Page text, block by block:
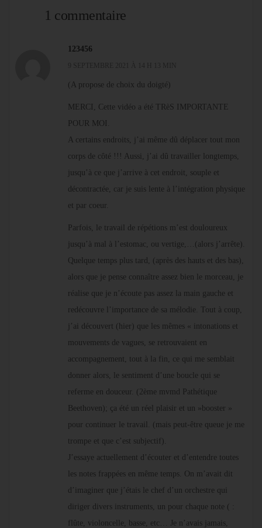
1 commentaire
123456
9 SEPTEMBRE 2021 À 14 H 13 MIN
(A propose de choix du doigté)
MERCI, Cette vidéo a été TRèS IMPORTANTE
POUR MOI.
A certains endroits, j’ai même dû déplacer tout mon
corps de côté !!! Aussi, j’ai dû travailler longtemps,
jusqu’à ce que j’arrive à cet endroit, souple et
décontractée, car je suis lente à l’intégration physique
et par coeur.
Parfois, le travail de répétions m’est douloureux
jusqu’à mal à l’estomac, ou vertige,…(alors j’arrête).
Quelque temps plus tard, (après des hauts et des bas),
alors que je pense connaître assez bien le morceau, je
réalise que je n’écoute pas assez la main gauche et
redécouvre l’importance de sa mélodie. Tout à coup,
j’ai découvert (hier) que les mêmes « intonations et
mouvements de vagues, se retrouvaient en
accompagnement, tout à la fin, ce qui me semblait
donner alors, le sentiment d’une boucle qui se
referme en douceur. (2ème mvmd Pathétique
Beethoven); ça été un réel plaisir et un »booster »
pour continuer le travail. (mais peut-être queue je me
trompe et que c’est subjectif).
J’essaye actuellement d’écouter et d’entendre toutes
les notes frappées en même temps. On m’avait dit
d’imaginer que j’étais le chef d’un orchestre qui
diriger divers instruments, un pour chaque note ( :
flûte, violoncelle, basse, etc… Je n’avais jamais,